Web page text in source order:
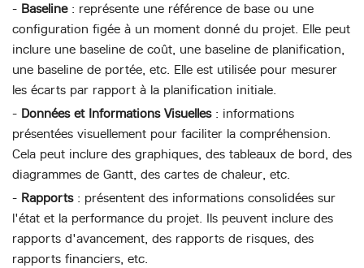
- Baseline: représente une référence de base ou une
configuration figée à un moment donné du projet. Elle peut
inclure une baseline de coût, une baseline de planification,
une baseline de portée, etc. Elle est utilisée pour mesurer
les écarts par rapport à la planification initiale.
- Données et Informations Visuelles: informations
présentées visuellement pour faciliter la compréhension.
Cela peut inclure des graphiques, des tableaux de bord, des
diagrammes de Gantt, des cartes de chaleur, etc.
- Rapports: présentent des informations consolidées sur
l'état et la performance du projet. Ils peuvent inclure des
rapports d'avancement, des rapports de risques, des
rapports financiers, etc.